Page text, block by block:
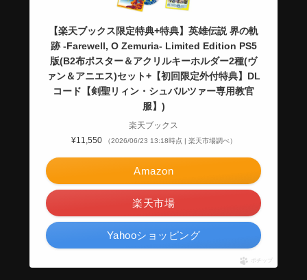
【楽天ブックス限定特典+特典】英雄伝説 界の軌
跡 -Farewell, O Zemuria- Limited Edition PS5
版(B2布ポスター＆アクリルキーホルダー2種(ヴ
ァン＆アニエス)セット+【初回限定外付特典】DL
コード【剣聖リィン・シュバルツァー専用教官
服】)
楽天ブックス
¥11,550
（2026/06/23 13:18時点 | 楽天市場調べ）
Amazon
楽天市場
Yahooショッピング
ポチップ